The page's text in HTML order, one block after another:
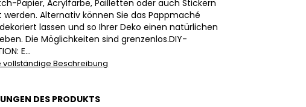
Papier, Acrylfarbe, Pailletten oder auch Stickern
werden. Alternativ können Sie das Pappmaché
lassen und so Ihrer Deko einen natürlichen
Die Möglichkeiten sind grenzenlos.DIY-
E...
vollständige Beschreibung
DES PRODUKTS